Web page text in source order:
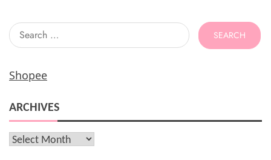
Search
for:
Shopee
ARCHIVES
Archives